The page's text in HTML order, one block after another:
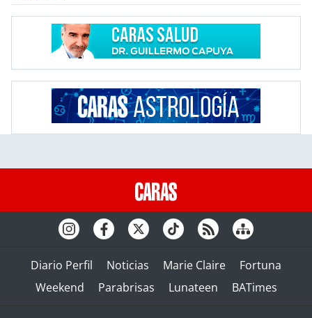
Diario Perfil Noticias Marie Claire
Fortuna
Weekend
Parabrisas Lunateen BATimes